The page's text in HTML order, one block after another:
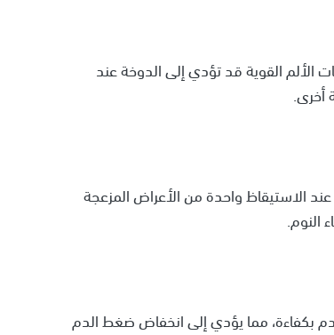
الألم القوية قد تؤدي إلى الدوخة عند
أخرى.
الاستيقاظ واحدة من الأعراض المزعجة
النوم.
مما يؤدي إلى انخفاض ضغط الدم